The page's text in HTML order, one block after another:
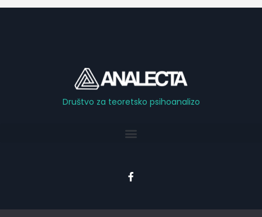
Društvo za teoretsko psihoanalizo
a
c
o